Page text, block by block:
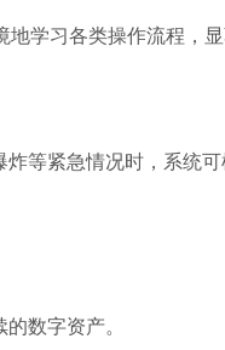
学习各类操作流程，显
等紧急情况时，系统
数字资产。